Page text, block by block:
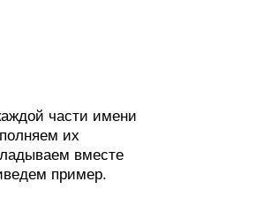
части имени
их
вместе
пример.